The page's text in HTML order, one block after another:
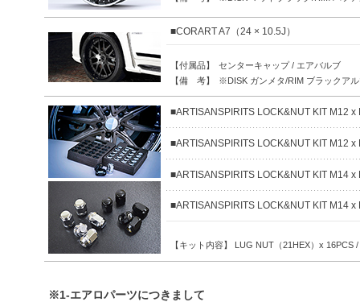
■CORART A7（24 × 10.5J）
【付属品】
センターキャップ / エアバルブ
【備 考】
※DISK ガンメタ/RIM ブラックア
■ARTISANSPIRITS LOCK&NUT KIT M12 x
■ARTISANSPIRITS LOCK&NUT KIT M12 x
■ARTISANSPIRITS LOCK&NUT KIT M14 x
■ARTISANSPIRITS LOCK&NUT KIT M14 x
【キット内容】 LUG NUT（21HEX）x
※1-エアロパーツにつきまして